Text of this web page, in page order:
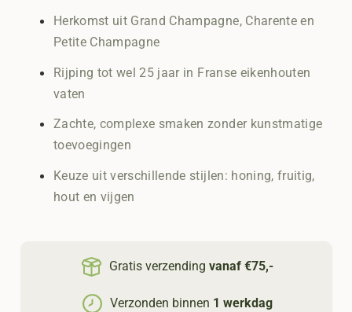
Herkomst uit Grand Champagne, Charente en
Petite Champagne
Rijping tot wel 25 jaar in Franse eikenhouten
vaten
Zachte, complexe smaken zonder kunstmatige
toevoegingen
Keuze uit verschillende stijlen: honing, fruitig,
hout en vijgen
Gratis verzendingvanaf €75,-
Verzonden binnen 1 werkdag